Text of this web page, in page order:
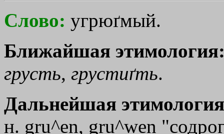
Слово: угрюґмый.
Ближайшая
грусть, грустиґть.
Дальнейшая
н. gru^en, gru^wen